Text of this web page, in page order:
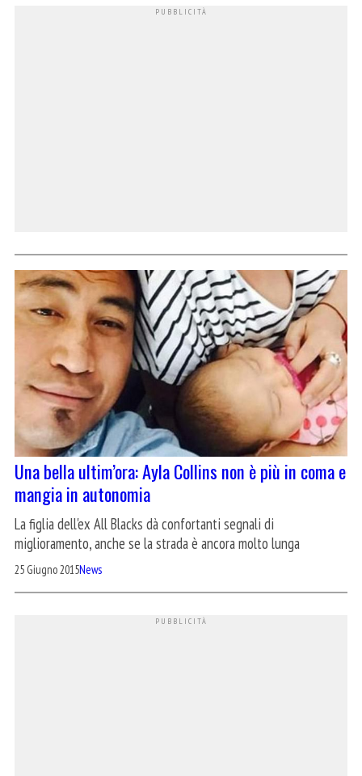
Una bella ultim’ora: Ayla Collins non è più in coma e
mangia in autonomia
La figlia dell'ex All Blacks dà confortanti segnali di
miglioramento, anche se la strada è ancora molto lunga
25 Giugno 2015News